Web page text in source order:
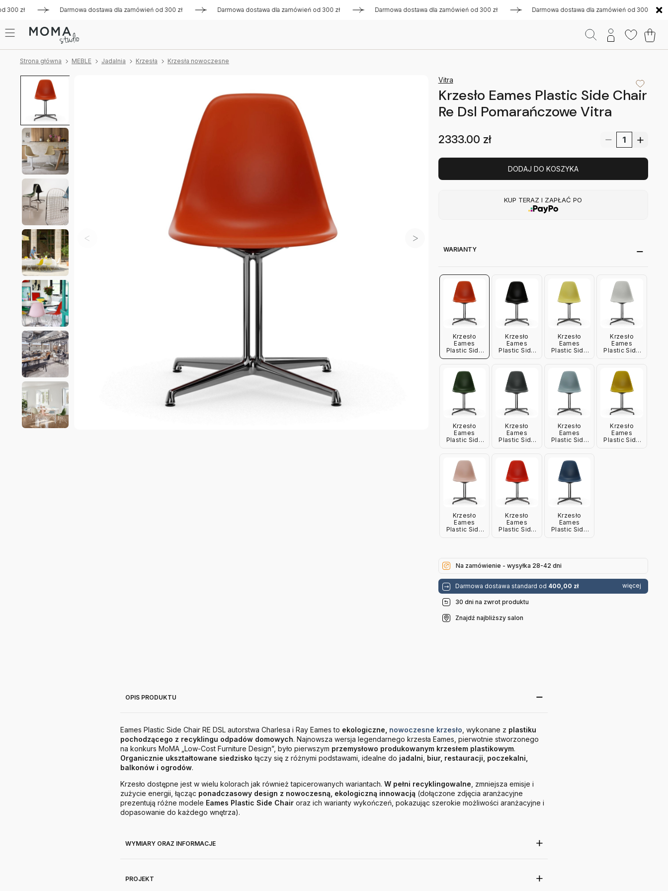
zł Darmowa dostawa dla zamówień od 300 zł Darmowa dostawa dla zamówień od 300 zł Darmowa dostawa dla zamówień od 300 zł Darmowa dostawa dla zamówień od 300 zł
Strona główna MEBLE Jadalnia Krzesła Krzesła nowoczesne
Vitra
Krzesło Eames Plastic Side Chair
Re Dsl Pomarańczowe Vitra
2333.00 zł
DODAJ DO KOSZYKA
KUP TERAZ I ZAPŁAĆ PO
WARIANTY
Krzesło
Eames
Plastic Side
Chair Re Dsl
Vitra
Krzesło
Eames
Plastic Side
Krzesło
Eames
Plastic Side
Krzesło
Eames
Plastic Side
Vitra
Krzesło
Eames
Plastic Side
Krzesło
Eames
Plastic Side
Vitra
Krzesło
Eames
Plastic Side
Vitra
Krzesło
Eames
Plastic Side
Krzesło
Eames
Plastic Side
Krzesło
Eames
Plastic Side
Krzesło
Eames
Plastic Side
Na zamówienie - wysyłka 28-42 dni
Darmowa dostawa standard od 400,00 zł więcej
30 dni na zwrot produktu
Znajdź najbliższy salon
OPIS PRODUKTU
Eames Plastic Side Chair RE DSL autorstwa Charlesa i Ray Eames to ekologiczne, nowoczesne krzesło , wykonane z plastiku
pochodzącego z recyklingu odpadów domowych. Najnowsza wersja legendarnego krzesła Eames, pierwotnie stworzonego
na konkurs MoMA „Low-Cost Furniture Design”, było pierwszym przemysłowo produkowanym krzesłem plastikowym.
Organicznie ukształtowane siedzisko łączy się z różnymi podstawami, idealne do jadalni, biur, restauracji, poczekalni,
balkonów i ogrodów.
Krzesło dostępne jest w wielu kolorach jak również tapicerowanych wariantach. W pełni recyklingowalne , zmniejsza emisje i
zużycie energii, łącząc ponadczasowy design z nowoczesną, ekologiczną innowacją (dołączone zdjęcia aranżacyjne
prezentują różne modele Eames Plastic Side Chair oraz ich warianty wykończeń, pokazując szerokie możliwości aranżacyjne i
dopasowanie do każdego wnętrza).
WYMIARY ORAZ INFORMACJE
PROJEKT